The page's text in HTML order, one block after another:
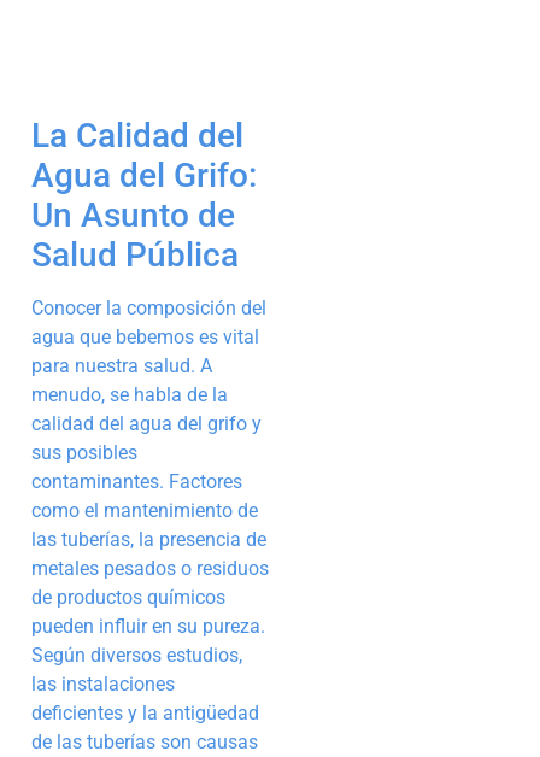
La Calidad del
Agua del Grifo:
Un Asunto de
Salud Pública
Conocer la composición del
agua que bebemos es vital
para nuestra salud. A
menudo, se habla de la
calidad del agua del grifo y
sus posibles
contaminantes. Factores
como el mantenimiento de
las tuberías, la presencia de
metales pesados o residuos
de productos químicos
pueden influir en su pureza.
Según diversos estudios,
las instalaciones
deficientes y la antigüedad
de las tuberías son causas